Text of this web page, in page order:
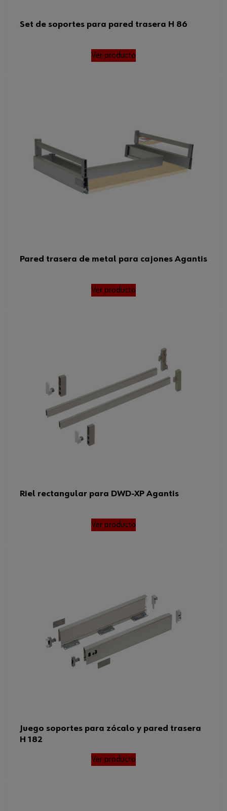
Set de soportes para pared trasera H 86
Ver producto
Pared trasera de metal para cajones Agantis
Ver producto
Riel rectangular para DWD-XP Agantis
Ver producto
Juego soportes para zócalo y pared trasera
H 182
Ver producto